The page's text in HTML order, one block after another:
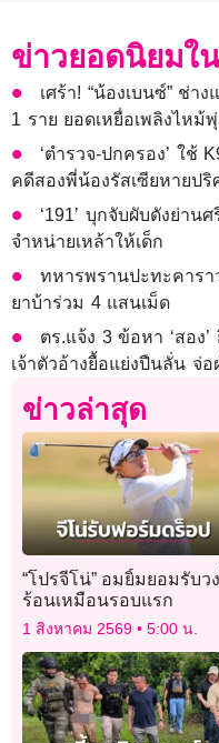
ข่าวยอดนิยมใ
เศร้า! “น้องเบนซ์” ช่าง
1 ราย ยอดเหยื่อเพลิงไหม้
‘ตำรวจ-ปกครอง’ ใช้
คดีสองพี่น้องรัสเซียหายปริ
‘191’ บุกจับผับดังย่าน
จำหน่ายเหล้าให้เด็ก
ทหารพรานปะทะคาร
ยาบ้าร่วม 4 แสนเม็ด
ตร.แจ้ง 3 ข้อหา ‘สอง’
เจ้าตัวอ้างยื้อแย่งปืนลั่น จ่
ข่าวล่าสุด
“โปรจีโน่” อมยิ้มยอมรับว
ร้อนเหมือนรอบแรก
1 สิงหาคม 2569 5:00 น.